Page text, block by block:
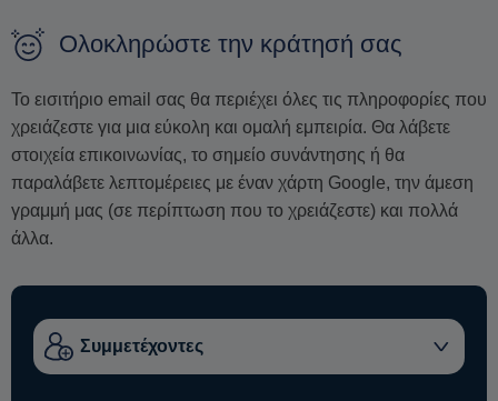
Ολοκληρώστε την κράτησή σας
Το εισιτήριο email σας θα περιέχει όλες τις πληροφορίες που
χρειάζεστε για μια εύκολη και ομαλή εμπειρία. Θα λάβετε
στοιχεία επικοινωνίας, το σημείο συνάντησης ή θα
παραλάβετε λεπτομέρειες με έναν χάρτη Google, την άμεση
γραμμή μας (σε περίπτωση που το χρειάζεστε) και πολλά
άλλα.